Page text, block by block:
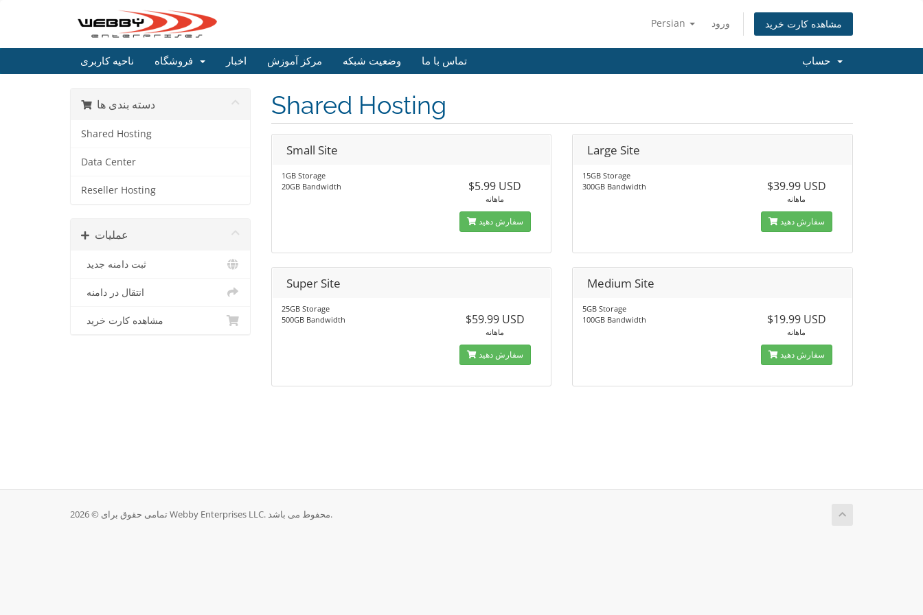
Persian ورود مشاهده کارت خرید
ناحیه کاربری اخبار مرکز آموزش وضعیت شبکه تماس با ما
دسته بندی ها
Shared Hosting
Data Center
Reseller Hosting
عملیات
ثبت دامنه جدید
انتقال در دامنه
مشاهده کارت خرید
Shared Hosting
Small Site
1GB Storage
20GB Bandwidth
$5.99 USD
ماهانه
سفارش دهید
Large Site
15GB Storage
300GB Bandwidth
$39.99 USD
ماهانه
سفارش دهید
Super Site
25GB Storage
500GB Bandwidth
$59.99 USD
ماهانه
سفارش دهید
Medium Site
5GB Storage
100GB Bandwidth
$19.99 USD
ماهانه
سفارش دهید
تمامی حقوق برای © 2026 Webby Enterprises LLC. محفوط می باشد.